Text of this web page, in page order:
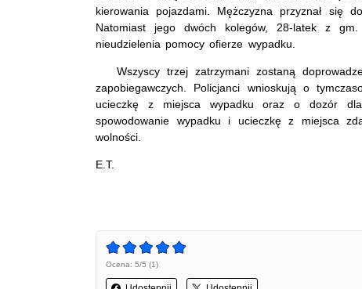
kierowania pojazdami. Mężczyzna przyznał się
Natomiast jego dwóch kolegów, 28-latek z
nieudzielenia pomocy ofierze wypadku.
Wszyscy trzej zatrzymani zostaną
zapobiegawczych. Policjanci wnioskują o
ucieczkę z miejsca wypadku oraz o dozór dla
spowodowanie wypadku i ucieczkę z miejsca
wolności.
E.T.
Ocena: 5/5 (1)